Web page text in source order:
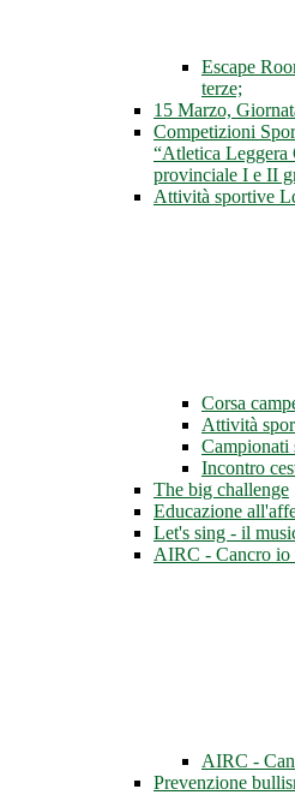
Escape
terze;
15 Marzo,
Competizioni
“Atletica Leggera
provinciale I e II
Attività sportive
Corsa
Attività
Campionati
Incontro
The big challenge
Educazione
Let's sing - il
AIRC - Cancro io
AIRC -
Prevenzione